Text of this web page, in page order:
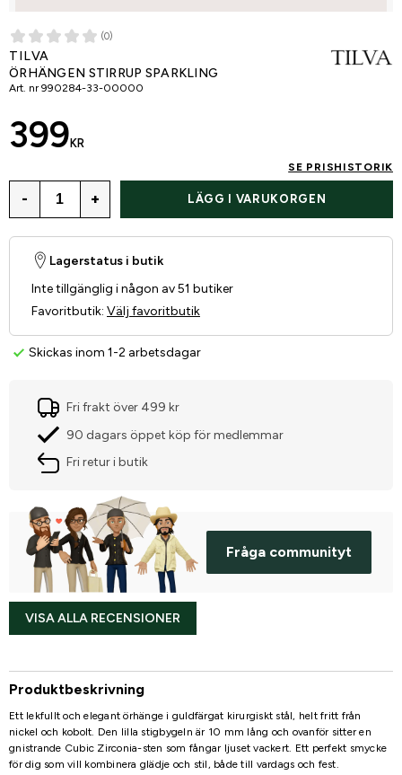
(0)
TILVA
ÖRHÄNGEN STIRRUP SPARKLING
Art. nr 990284-33-00000
399 KR
SE PRISHISTORIK
- + LÄGG I VARUKORGEN
Skickas inom 1-2 arbetsdagar
Lagerstatus i butik
Inte tillgänglig i någon av 51 butiker
Favoritbutik: Välj favoritbutik
Fri frakt över 499 kr
90 dagars öppet köp för medlemmar
Fri retur i butik
Fråga communityt
VISA ALLA RECENSIONER
Produktbeskrivning
Ett lekfullt och elegant örhänge i guldfärgat kirurgiskt stål, helt fritt från
nickel och kobolt. Den lilla stigbygeln är 10 mm lång och ovanför sitter en
gnistrande Cubic Zirconia-sten som fångar ljuset vackert. Ett perfekt smycke
för dig som vill kombinera glädje och stil, både till vardags och fest.